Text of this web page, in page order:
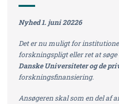
Nyhed 1. juni 20226
Det er nu muligt for
forskningspligt eller ret at
Danske Universiteter og de
forskningsfinansiering.
Ansøgeren skal som en del af